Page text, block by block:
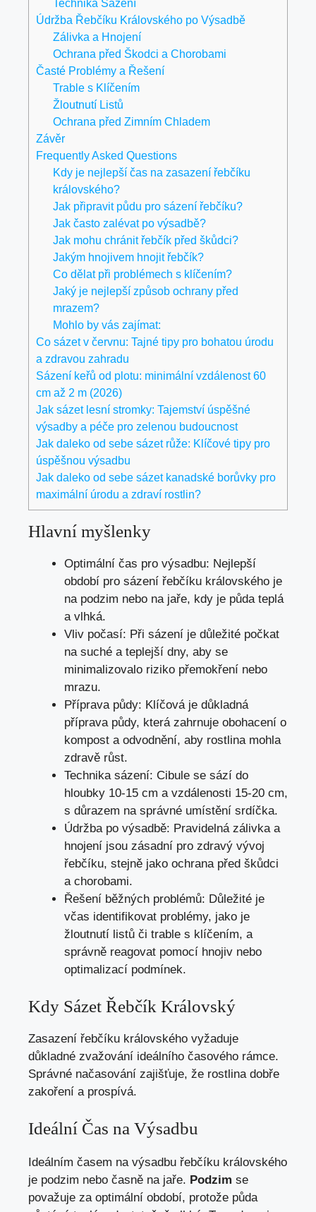
Technika Sázení
Údržba Řebčíku Královského po Výsadbě
Zálivka a Hnojení
Ochrana před Škodci a Chorobami
Časté Problémy a Řešení
Trable s Klíčením
Žloutnutí Listů
Ochrana před Zimním Chladem
Závěr
Frequently Asked Questions
Kdy je nejlepší čas na zasazení řebčíku
královského?
Jak připravit půdu pro sázení řebčíku?
Jak často zalévat po výsadbě?
Jak mohu chránit řebčík před škůdci?
Jakým hnojivem hnojit řebčík?
Co dělat při problémech s klíčením?
Jaký je nejlepší způsob ochrany před
mrazem?
Mohlo by vás zajímat:
Co sázet v červnu: Tajné tipy pro bohatou úrodu
a zdravou zahradu
Sázení keřů od plotu: minimální vzdálenost 60
cm až 2 m (2026)
Jak sázet lesní stromky: Tajemství úspěšné
výsadby a péče pro zelenou budoucnost
Jak daleko od sebe sázet růže: Klíčové tipy pro
úspěšnou výsadbu
Jak daleko od sebe sázet kanadské borůvky pro
maximální úrodu a zdraví rostlin?
Hlavní myšlenky
Optimální čas pro výsadbu: Nejlepší
období pro sázení řebčíku královského je
na podzim nebo na jaře, kdy je půda teplá
a vlhká.
Vliv počasí: Při sázení je důležité počkat
na suché a teplejší dny, aby se
minimalizovalo riziko přemokření nebo
mrazu.
Příprava půdy: Klíčová je důkladná
příprava půdy, která zahrnuje obohacení o
kompost a odvodnění, aby rostlina mohla
zdravě růst.
Technika sázení: Cibule se sází do
hloubky 10-15 cm a vzdálenosti 15-20 cm,
s důrazem na správné umístění srdíčka.
Údržba po výsadbě: Pravidelná zálivka a
hnojení jsou zásadní pro zdravý vývoj
řebčíku, stejně jako ochrana před škůdci
a chorobami.
Řešení běžných problémů: Důležité je
včas identifikovat problémy, jako je
žloutnutí listů či trable s klíčením, a
správně reagovat pomocí hnojiv nebo
optimalizací podmínek.
Kdy Sázet Řebčík Královský
Zasazení řebčíku královského vyžaduje
důkladné zvažování ideálního časového rámce.
Správné načasování zajišťuje, že rostlina dobře
zakoření a prospívá.
Ideální Čas na Výsadbu
Ideálním časem na výsadbu řebčíku královského
je podzim nebo časně na jaře. Podzim se
považuje za optimální období, protože půda